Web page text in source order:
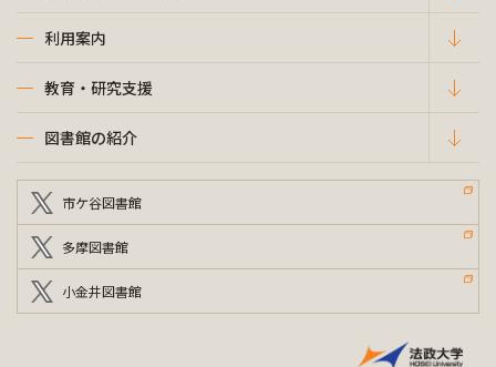
利用案内
教育・研究支援
図書館の紹介
市ケ谷図書館
多摩図書館
小金井図書館